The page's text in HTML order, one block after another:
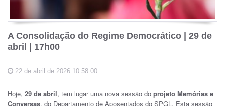
A Consolidação do Regime Democrático | 29 de
abril | 17h00
22 de abril de 2026 10:58:00
Hoje, 29 de abril, tem lugar uma nova sessão do projeto Memórias e
Conversas, do Departamento de Aposentados do SPGL. Esta sessão